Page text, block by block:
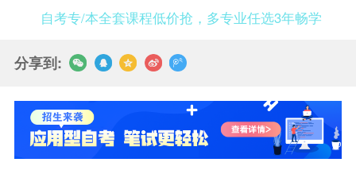
自考专/本全套课程低价抢，多专业任选3年畅学
分享到: